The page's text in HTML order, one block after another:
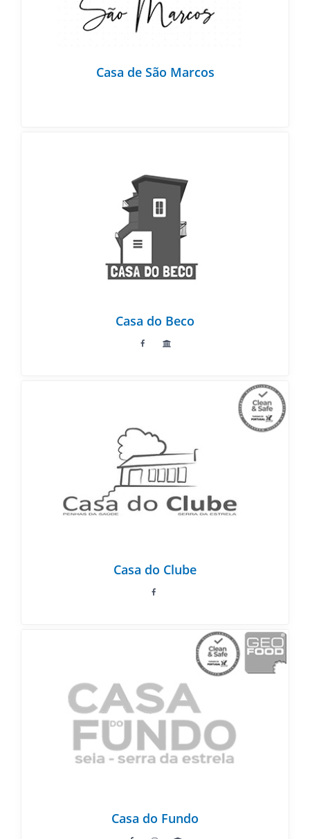
Casa de São Marcos
Casa do Beco
Casa do Clube
Casa do Fundo